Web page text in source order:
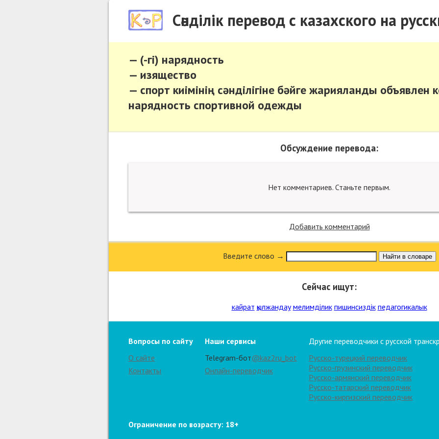
Сәнділік перевод с казахского на
— (-гі) нарядность
— изящество
— спорт киімінің сәнділігіне бәйге жарияланды объявлен
нарядность спортивной одежды
Обсуждение перевода:
Нет комментариев. Станьте первым.
Добавить комментарий
Введите слово → Найти в словаре
Сейчас ищут:
кайрат қылжандау мелимділик пишинсиздік педагогикалык
Вопросы по сайту
О сайте
Контакты
Наши сервисы
Telegram-бот@kaz2ru_bot
Онлайн-переводчик
Другие переводчики с русской
Русско-турецкий переводчик
Русско-грузинский переводчик
Русско-армянский переводчик
Русско-татарский переводчик
Русско-киргизский переводчик
Ограничение по возрасту: 18+